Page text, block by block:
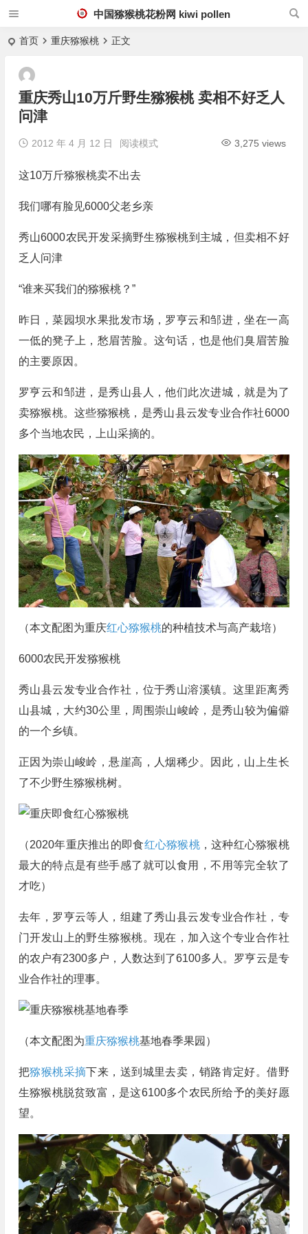
中国猕猴桃花粉网 kiwi pollen
首页 重庆猕猴桃 正文
重庆秀山10万斤野生猕猴桃 卖相不好乏人
问津
2012 年 4 月 12 日 3,275 views
阅读模式
这10万斤猕猴桃卖不出去
我们哪有脸见6000父老乡亲
秀山6000农民开发采摘野生猕猴桃到主城，但卖相不好
乏人问津
“谁来买我们的猕猴桃？”
昨日，菜园坝水果批发市场，罗亨云和邹进，坐在一高
一低的凳子上，愁眉苦脸。这句话，也是他们臭眉苦脸
的主要原因。
罗亨云和邹进，是秀山县人，他们此次进城，就是为了
卖猕猴桃。这些猕猴桃，是秀山县云发专业合作社6000
多个当地农民，上山采摘的。
（本文配图为重庆红心猕猴桃的种植技术与高产栽培）
6000农民开发猕猴桃
秀山县云发专业合作社，位于秀山溶溪镇。这里距离秀
山县城，大约30公里，周围崇山峻岭，是秀山较为偏僻
的一个乡镇。
正因为崇山峻岭，悬崖高，人烟稀少。因此，山上生长
了不少野生猕猴桃树。
（2020年重庆推出的即食红心猕猴桃，这种红心猕猴桃
最大的特点是有些手感了就可以食用，不用等完全软了
才吃）
去年，罗亨云等人，组建了秀山县云发专业合作社，专
门开发山上的野生猕猴桃。现在，加入这个专业合作社
的农户有2300多户，人数达到了6100多人。罗亨云是专
业合作社的理事。
（本文配图为重庆猕猴桃基地春季果园）
把猕猴桃采摘下来，送到城里去卖，销路肯定好。借野
生猕猴桃脱贫致富，是这6100多个农民所给予的美好愿
望。